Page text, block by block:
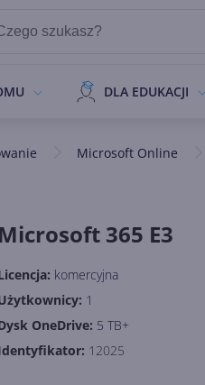
DLA EDUKACJI
Microsoft Online
Microsoft 365 E3
komercyjna
1
OneDrive: 5 TB+
12025